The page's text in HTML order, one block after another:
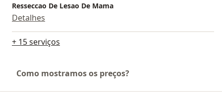
Resseccao De Lesao De Mama
Detalhes
+ 15 serviços
Como mostramos os preços?